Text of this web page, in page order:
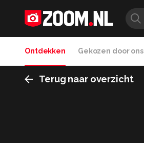
Ontdekken Gekozen door ons
Terug naar overzicht